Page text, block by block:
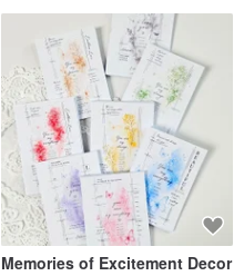
Memories of Excitement Decor